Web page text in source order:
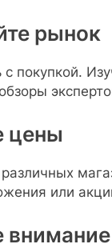
рынок
с покупкой.
цены
или